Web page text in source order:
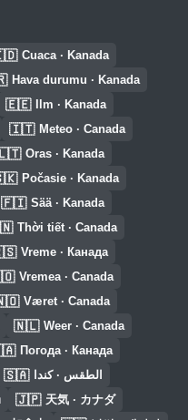
Cuaca · Kanada
Hava durumu · Kanada
🇪🇪 Ilm · Kanada
🇮🇹 Meteo · Canada
Oras · Kanada
Počasie · Kanada
🇫🇮 Sää · Kanada
Thời tiết · Canada
Vreme · Канада
Vremea · Canada
Været · Canada
🇳🇱 Weer · Canada
Погода · Канада
🇸🇦 الطقس · كندا
🇯🇵 天気 · カナダ